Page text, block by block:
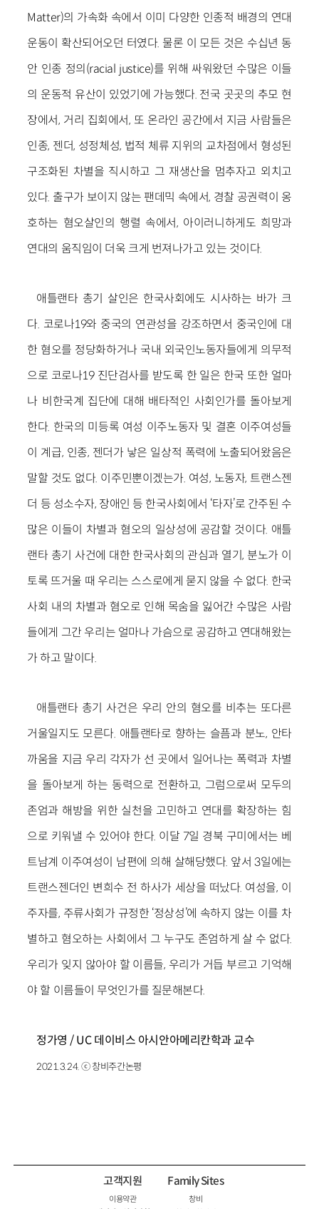
Matter)의 가속화 속에서 이미 다양한 인종적 배경의 연대
운동이 확산되어오던 터였다. 물론 이 모든 것은 수십년 동
안 인종 정의(racial justice)를 위해 싸워왔던 수많은 이들
의 운동적 유산이 있었기에 가능했다. 전국 곳곳의 추모 현
장에서, 거리 집회에서, 또 온라인 공간에서 지금 사람들은
인종, 젠더, 성정체성, 법적 체류 지위의 교차점에서 형성된
구조화된 차별을 직시하고 그 재생산을 멈추자고 외치고
있다. 출구가 보이지 않는 팬데믹 속에서, 경찰 공권력이 옹
호하는 혐오살인의 행렬 속에서, 아이러니하게도 희망과
연대의 움직임이 더욱 크게 번져나가고 있는 것이다.
애틀랜타 총기 살인은 한국사회에도 시사하는 바가 크
다. 코로나19와 중국의 연관성을 강조하면서 중국인에 대
한 혐오를 정당화하거나 국내 외국인노동자들에게 의무적
으로 코로나19 진단검사를 받도록 한 일은 한국 또한 얼마
나 비한국계 집단에 대해 배타적인 사회인가를 돌아보게
한다. 한국의 미등록 여성 이주노동자 및 결혼 이주여성들
이 계급, 인종, 젠더가 낳은 일상적 폭력에 노출되어왔음은
말할 것도 없다. 이주민뿐이겠는가. 여성, 노동자, 트랜스젠
더 등 성소수자, 장애인 등 한국사회에서 ‘타자’로 간주된 수
많은 이들이 차별과 혐오의 일상성에 공감할 것이다. 애틀
랜타 총기 사건에 대한 한국사회의 관심과 열기, 분노가 이
토록 뜨거울 때 우리는 스스로에게 묻지 않을 수 없다. 한국
사회 내의 차별과 혐오로 인해 목숨을 잃어간 수많은 사람
들에게 그간 우리는 얼마나 가슴으로 공감하고 연대해왔는
가 하고 말이다.
애틀랜타 총기 사건은 우리 안의 혐오를 비추는 또다른
거울일지도 모른다. 애틀랜타로 향하는 슬픔과 분노, 안타
까움을 지금 우리 각자가 선 곳에서 일어나는 폭력과 차별
을 돌아보게 하는 동력으로 전환하고, 그럼으로써 모두의
존엄과 해방을 위한 실천을 고민하고 연대를 확장하는 힘
으로 키워낼 수 있어야 한다. 이달 7일 경북 구미에서는 베
트남계 이주여성이 남편에 의해 살해당했다. 앞서 3일에는
트랜스젠더인 변희수 전 하사가 세상을 떠났다. 여성을, 이
주자를, 주류사회가 규정한 ‘정상성’에 속하지 않는 이를 차
별하고 혐오하는 사회에서 그 누구도 존엄하게 살 수 없다.
우리가 잊지 않아야 할 이름들, 우리가 거듭 부르고 기억해
야 할 이름들이 무엇인가를 질문해본다.
정가영 / UC 데이비스 아시안아메리칸학과 교수
2021.3.24. ⓒ 창비주간논평
고객지원
이용약관
Family Sites
창비